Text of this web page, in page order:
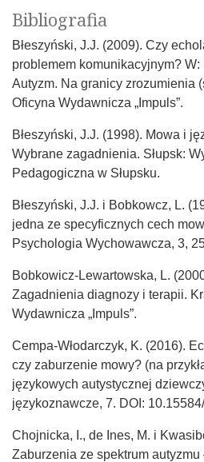
Bibliografia
Błeszyński, J.J. (2009). Czy
problemem komunikacyjnym? W:
Autyzm. Na granicy zrozumienia
Oficyna Wydawnicza „Impuls”.
Błeszyński, J.J. (1998). Mowa i
Wybrane zagadnienia. Słupsk:
Pedagogiczna w Słupsku.
Błeszyński, J.J. i Bobkowcz, L.
jedna ze specyficznych cech
Psychologia Wychowawcza, 3,
Bobkowicz-Lewartowska, L.
Zagadnienia diagnozy i terapii.
Wydawnicza „Impuls”.
Cempa-Włodarczyk, K. (2016).
czy zaburzenie mowy? (na
językowych autystycznej
językoznawcze, 7. DOI:
Chojnicka, I., de Ines, M. i
Zaburzenia ze spektrum